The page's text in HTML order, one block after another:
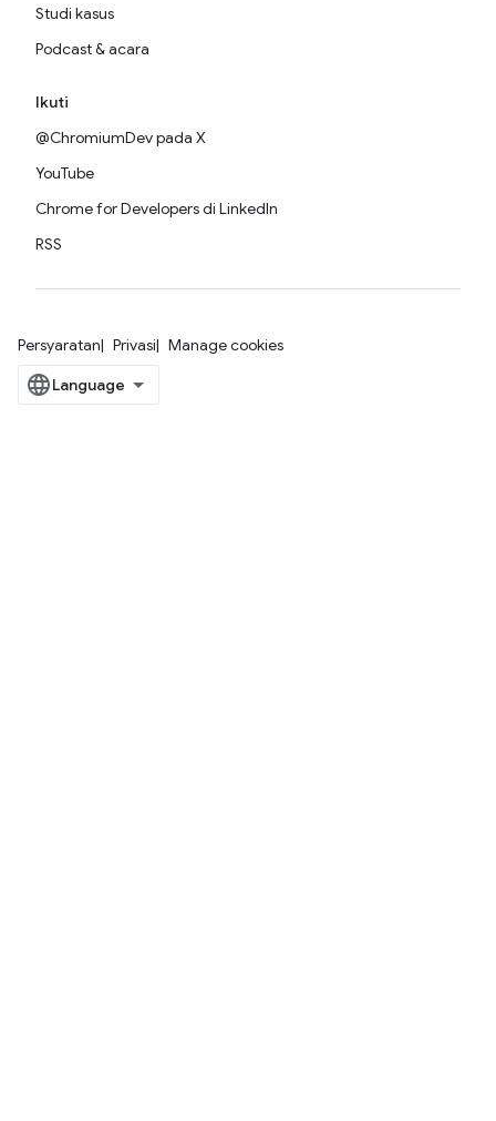
Studi kasus
Podcast & acara
Ikuti
@ChromiumDev pada X
YouTube
Chrome for Developers di LinkedIn
RSS
Persyaratan Privasi Manage cookies